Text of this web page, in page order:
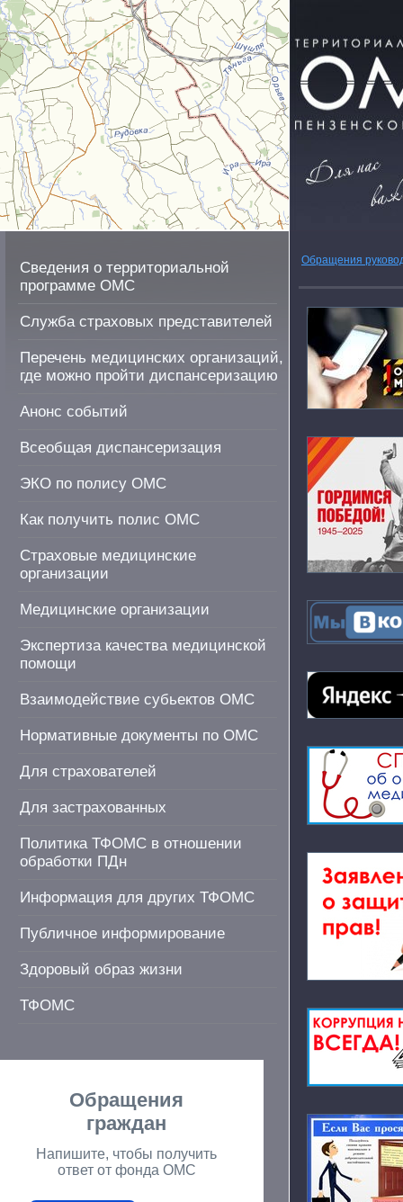
Сведения о территориальной
программе ОМС
Служба страховых представителей
Перечень медицинских организаций,
где можно пройти диспансеризацию
Анонс событий
Всеобщая диспансеризация
ЭКО по полису ОМС
Как получить полис ОМС
Страховые медицинские
организации
Медицинские организации
Экспертиза качества медицинской
помощи
Взаимодействие субьектов ОМС
Нормативные документы по ОМС
Для страхователей
Для застрахованных
Политика ТФОМС в отношении
обработки ПДн
Информация для других ТФОМС
Публичное информирование
Здоровый образ жизни
ТФОМС
Обращения
граждан
Напишите, чтобы получить
ответ от фонда ОМС
Обращения